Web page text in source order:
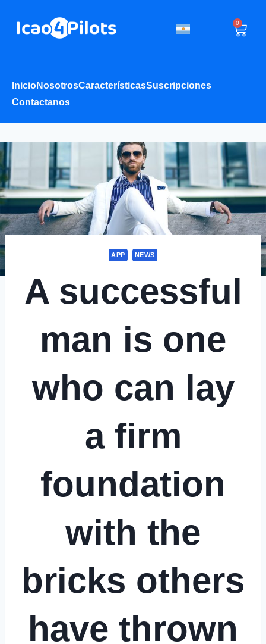
0
InicioNosotrosCaracterísticasSuscripciones
Contactanos
APP NEWS
A successful
man is one
who can lay
a firm
foundation
with the
bricks others
have thrown